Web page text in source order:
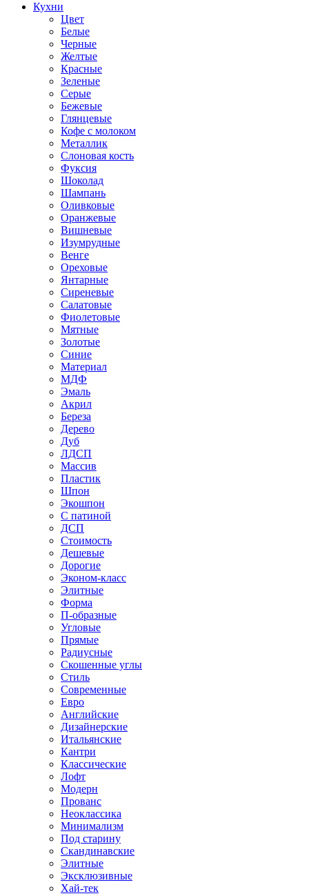
Кухни
Цвет
Белые
Черные
Желтые
Красные
Зеленые
Серые
Бежевые
Глянцевые
Кофе с молоком
Металлик
Слоновая кость
Фуксия
Шоколад
Шампань
Оливковые
Оранжевые
Вишневые
Изумрудные
Венге
Ореховые
Янтарные
Сиреневые
Салатовые
Фиолетовые
Мятные
Золотые
Синие
Материал
МДФ
Эмаль
Акрил
Береза
Дерево
Дуб
ЛДСП
Массив
Пластик
Шпон
Экошпон
С патиной
ДСП
Стоимость
Дешевые
Дорогие
Эконом-класс
Элитные
Форма
П-образные
Угловые
Прямые
Радиусные
Скошенные углы
Стиль
Современные
Евро
Английские
Дизайнерские
Итальянские
Кантри
Классические
Лофт
Модерн
Прованс
Неоклассика
Минимализм
Под старину
Скандинавские
Элитные
Эксклюзивные
Хай-тек